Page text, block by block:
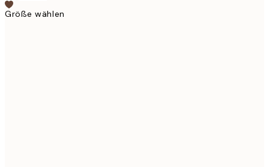
Größe wählen